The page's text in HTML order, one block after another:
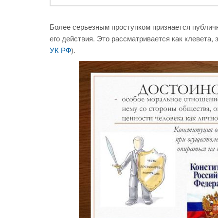
Более серьезным проступком признается
его действия. Это рассматривается как клевета,
УК РФ).